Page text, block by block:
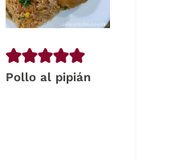
Pollo al pipián